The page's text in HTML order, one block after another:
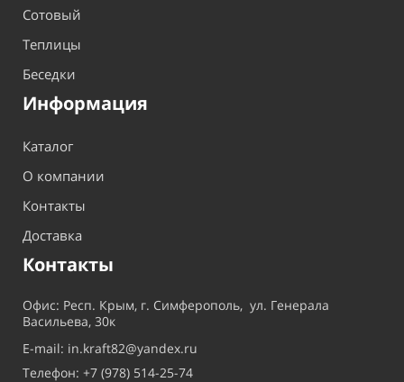
Сотовый
Теплицы
Беседки
Информация
Каталог
О компании
Контакты
Доставка
Контакты
Офис: Респ. Крым, г. Симферополь, ул. Генерала
Васильева, 30к
E-mail: in.kraft82@yandex.ru
Телефон: +7 (978) 514-25-74